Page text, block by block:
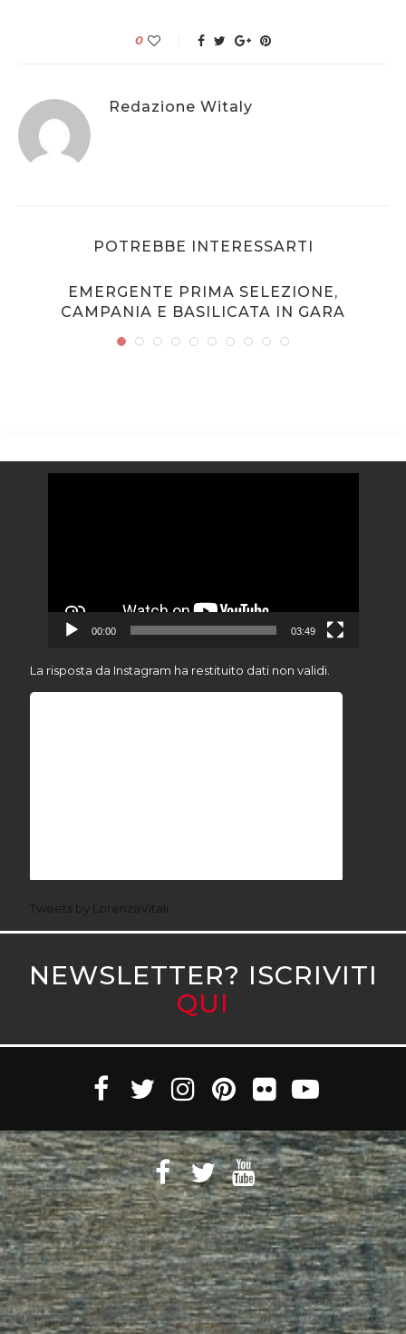
0
Redazione Witaly
POTREBBE INTERESSARTI
EMERGENTE PRIMA SELEZIONE,
CAMPANIA E BASILICATA IN GARA
00:00 03:49
La risposta da Instagram ha restituito dati non validi.
Tweets by LorenzaVitali
NEWSLETTER? ISCRIVITI
QUI
Witaly S.r.l. © 2011-2023 All rights reserved Partita Iva 10890471005 Witaly
è registrata presso il Tribunale di Roma n. 95/2011 del 4/4/2011 – Tutti i diritti